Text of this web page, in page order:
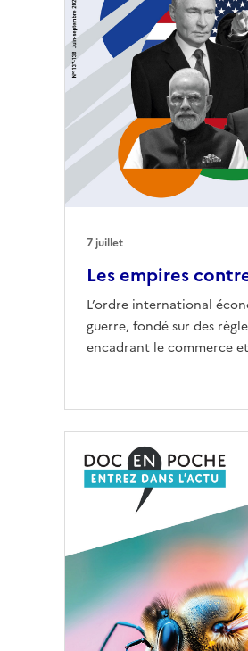
Les empires
L’ordre international
guerre, fondé sur des
encadrant le commerce
7 juillet